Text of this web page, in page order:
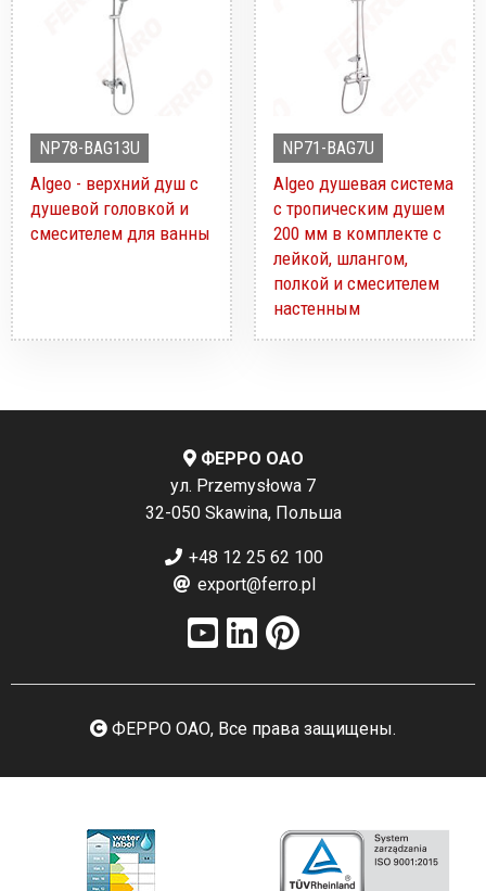
NP78-BAG13U
Algeo - верхний душ с
душевой головкой и
смесителем для ванны
NP71-BAG7U
Algeo душевая система
с тропическим душем
200 мм в комплекте с
лейкой, шлангом,
полкой и смесителем
настенным
ФЕРРО ОАО
ул. Przemysłowa 7
32-050 Skawina, Польша
+48 12 25 62 100
export@ferro.pl
ФЕРРО ОАО, Все права защищены.